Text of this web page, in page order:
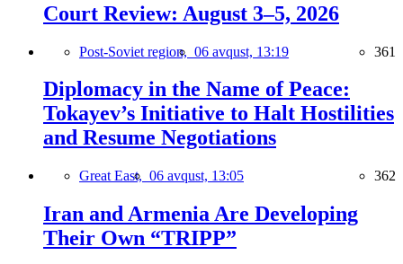
Court Review: August 3–5, 2026
Post-Soviet region, 06 avqust, 13:19 361
Diplomacy in the Name of Peace:
Tokayev’s Initiative to Halt Hostilities
and Resume Negotiations
Great East, 06 avqust, 13:05 362
Iran and Armenia Are Developing
Their Own “TRIPP”